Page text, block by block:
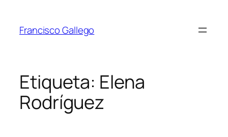
contenido
Francisco Gallego
Etiqueta: Elena
Rodríguez